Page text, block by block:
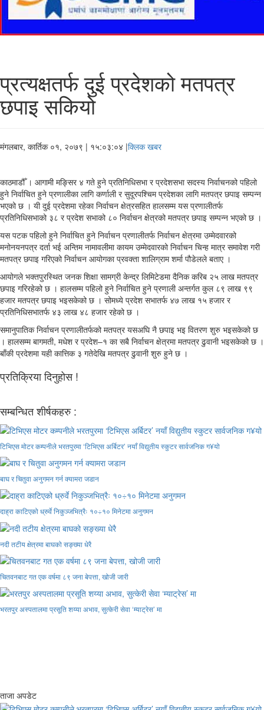
प्रत्यक्षतर्फ दुई प्रदेशको मतपत्र
छपाइ सकियो
मंगलबार, कार्तिक ०१, २०७९ | १५:०३:०४ |क्लिक खबर
काठमाडौँ । आगामी मङ्सिर ४ गते हुने प्रतिनिधिसभा र प्रदेशसभा सदस्य निर्वाचनको पहिलो
हुने निर्वाचित हुने प्रणालीका लागि कर्णाली र सुदूरपश्चिम प्रदेशका लागि मतपत्र छपाइ सम्पन्न
भएको छ । यी दुई प्रदेशमा रहेका निर्वाचन क्षेत्रसहित हालसम्म यस प्रणालीतर्फ
प्रतिनिधिसभाको ३८ र प्रदेश सभाको ८० निर्वाचन क्षेत्रको मतपत्र छपाइ सम्पन्न भएको छ ।
यस पटक पहिलो हुने निर्वाचित हुने निर्वाचन प्रणालीतर्फ निर्वाचन क्षेत्रमा उम्मेदवारको
मनोनयनपत्र दर्ता भई अन्तिम नामावलीमा कायम उम्मेदवारको निर्वाचन चिन्ह मात्र समावेश गरी
मतपत्र छपाइ गरिएको निर्वाचन आयोगका प्रवक्ता शालिग्राम शर्मा पौडेलले बताए ।
आयोगले भक्तपुरस्थित जनक शिक्षा सामग्री केन्द्र लिमिटेडमा दैनिक करिब २५ लाख मतपत्र
छपाइ गरिरहेको छ । हालसम्म पहिलो हुने निर्वाचित हुने प्रणाली अन्तर्गत कुल ८९ लाख ९९
हजार मतपत्र छपाइ भइसकेको छ । सोमध्ये प्रदेश सभातर्फ ४७ लाख १५ हजार र
प्रतिनिधिसभातर्फ ४३ लाख ४८ हजार रहेको छ ।
समानुपातिक निर्वाचन प्रणालीतर्फको मतपत्र यसअघि नै छपाइ भइ वितरण शुरु भइसकेको छ
। हालसम्म बागमती, मधेश र प्रदेश–१ का सबै निर्वाचन क्षेत्रमा मतपत्र ढुवानी भइसकेको छ ।
बाँकी प्रदेशमा यही कात्तिक ३ गतेदेखि मतपत्र ढुवानी शुरु हुने छ ।
प्रतिक्रिया दिनुहोस !
सम्बन्धित शीर्षकहरु :
टिभिएस मोटर कम्पनीले भरतपुरमा ‘टिभिएस अर्बिटर’ नयाँ विद्युतीय स्कुटर सार्वजनिक ग¥यो
बाघ र चितुवा अनुगमन गर्न क्यामरा जडान
दाह्रा काटिएको ध्रुर्वे निकुञ्जभित्रैः १०÷१० मिनेटमा अनुगमन
नदी तटीय क्षेत्रमा बाघको सङ्ख्या धेरै
चितवनबाट गत एक वर्षमा ८९ जना बेपत्ता, खोजी जारी
भरतपुर अस्पतालमा प्रसूति शय्या अभाव, सुत्केरी सेवा ‘म्याट्रेस’ मा
ताजा अपडेट